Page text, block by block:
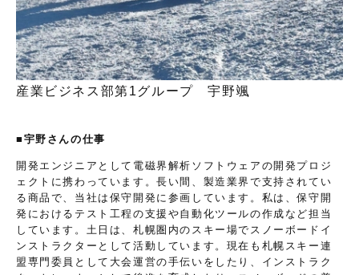
産業ビジネス部第1グループ 宇野颯
■宇野さんの仕事
開発エンジニアとして電磁界解析ソフトウェアの開発プロジ
ェクトに携わっています。長い間、製造業界で支持されてい
る商品で、当社は保守開発に参画しています。私は、保守開
発におけるテスト工程の支援や自動化ツールの作成など担当
しています。土日は、札幌圏内のスキー場でスノーボードイ
ンストラクターとして活動しています。現在も札幌スキー連
盟専門委員として大会運営の手伝いをしたり、インストラク